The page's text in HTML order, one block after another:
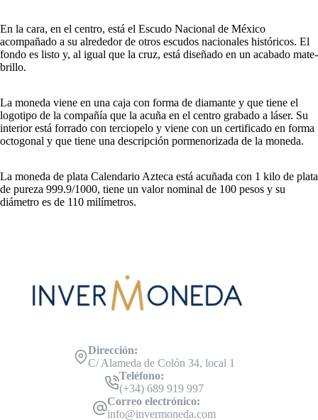
En la cara, en el centro, está el Escudo Nacional de México
acompañado a su alrededor de otros escudos nacionales históricos. El
fondo es listo y, al igual que la cruz, está diseñado en un acabado mate-
brillo.
La moneda viene en una caja con forma de diamante y que tiene el
logotipo de la compañía que la acuña en el centro grabado a láser. Su
interior está forrado con terciopelo y viene con un certificado en forma
octogonal y que tiene una descripción pormenorizada de la moneda.
La moneda de plata Calendario Azteca está acuñada con 1 kilo de plata
de pureza 999.9/1000, tiene un valor nominal de 100 pesos y su
diámetro es de 110 milímetros.
Dirección:
C/ Alameda de Colón 34, local 1
Teléfono:
(+34) 689 919 997
Correo electrónico:
info@invermoneda.com